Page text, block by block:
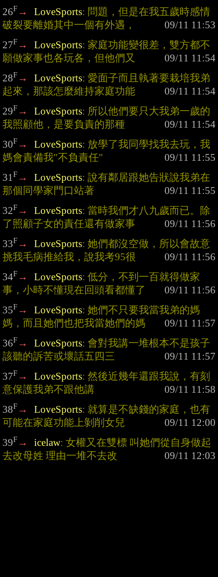
26F → LoveSports: 問題，但是在我五歲時感情
破裂要離婚其中一個有外遇，
27F → LoveSports: 家庭功能變很差，雙方都不
願做家事也各玩各，但他們又
28F → LoveSports: 愛面子而且執著要栽培我弟
起來，那該怎麼維持家庭功能
29F → LoveSports: 所以他們要只大我弟一歲的
我照顧他，是要負責的那種
30F → LoveSports: 放學了我同學找我去玩，我
媽會責備我"不負責任"
31F → LoveSports: 說有鄰居跟她告狀說我弟在
那個同學家門口站著
32F → LoveSports: 當時我們才八九歲而已。除
了照顧子女的責任還有做家事
33F → LoveSports: 她們都沒空做，所以會故意
挑我毛病推給我，說我考95很
34F → LoveSports: 低分，不到一百就得做家
事，小時不懂現在回頭看都懂了
35F → LoveSports: 她們不只要我當我弟的媽
媽，而且她們也把我當她們的媽
36F → LoveSports: 會對我講一堆根本不是孩子
該聽的訴苦或壞話五四三
37F → LoveSports: 然後近幾年還跟我說，有刻
意保護我弟不跟他講
38F → LoveSports: 就算是不缺錢的家庭，也有
可能在家庭功能上剝削女兒
39F → icelaw: 女權又在雙標 叫她們從自身做起
去改母姓 理由一堆不去改